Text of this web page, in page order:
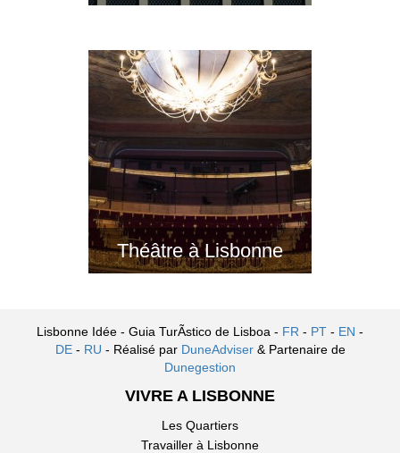
Théâtre à Lisbonne
Lisbonne Idée - Guia TurÃ­stico de Lisboa - FR - PT - EN -
DE- RU - Réalisé par DuneAdviser & Partenaire de
Dunegestion
VIVRE A LISBONNE
Les Quartiers
Travailler à Lisbonne